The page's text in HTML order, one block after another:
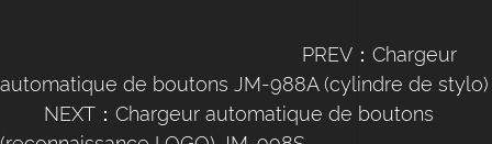
PREV：Chargeur
automatique de boutons JM-988A (cylindre de stylo)
NEXT：Chargeur automatique de boutons